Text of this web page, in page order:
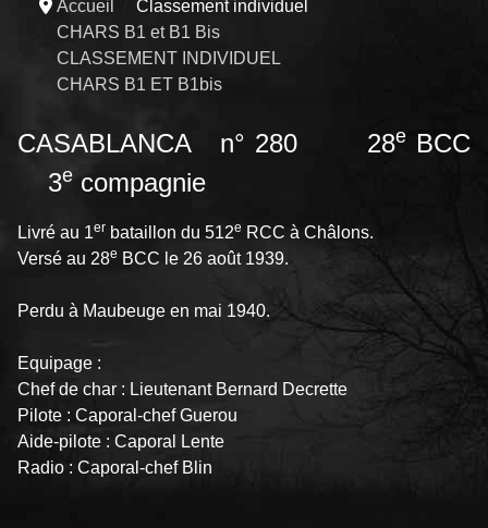
Accueil
Classement individuel
CHARS B1 et B1 Bis
CLASSEMENT INDIVIDUEL
CHARS B1 ET B1bis
CASABLANCA n° 280 28eBCC
3e compagnie
Livré au 1er bataillon du 512e RCC à Châlons.
Versé au 28e BCC le 26 août 1939.
Perdu à Maubeuge en mai 1940.
Equipage :
Chef de char : Lieutenant Bernard Decrette
Pilote : Caporal-chef Guerou
Aide-pilote : Caporal Lente
Radio : Caporal-chef Blin